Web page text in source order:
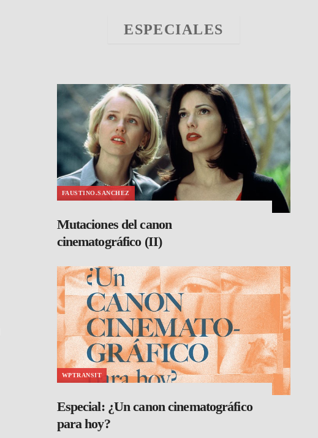
ESPECIALES
FAUSTINO.SANCHEZ
Mutaciones del canon
cinematográfico (II)
WPTRANSIT
Especial: ¿Un canon cinematográfico
para hoy?